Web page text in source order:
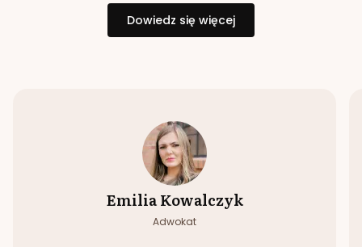
Dowiedz się więcej
Emilia Kowalczyk
Adwokat